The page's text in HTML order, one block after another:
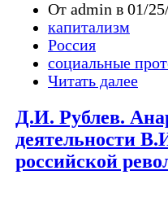
От admin в 01/
капитализм
Россия
социальные
Читать далее
Д.И. Рублев.
деятельности
российской